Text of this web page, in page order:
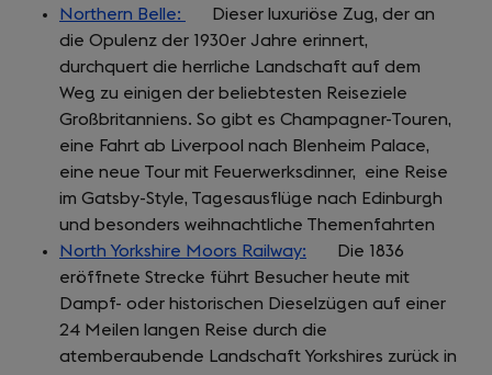
Northern Belle:
(opens
in
a
new
tab)
Dieser luxuriöse Zug, der an
die Opulenz der 1930er Jahre erinnert,
durchquert die herrliche Landschaft auf dem
Weg zu einigen der beliebtesten Reiseziele
Großbritanniens. So gibt es Champagner-Touren,
eine Fahrt ab Liverpool nach Blenheim Palace,
eine neue Tour mit Feuerwerksdinner, eine Reise
im Gatsby-Style, Tagesausflüge nach Edinburgh
und besonders weihnachtliche Themenfahrten
North Yorkshire Moors Railway: (opens
in
a
new
tab)
Die 1836
eröffnete Strecke führt Besucher heute mit
Dampf- oder historischen Dieselzügen auf einer
24 Meilen langen Reise durch die
atemberaubende Landschaft Yorkshires zurück in